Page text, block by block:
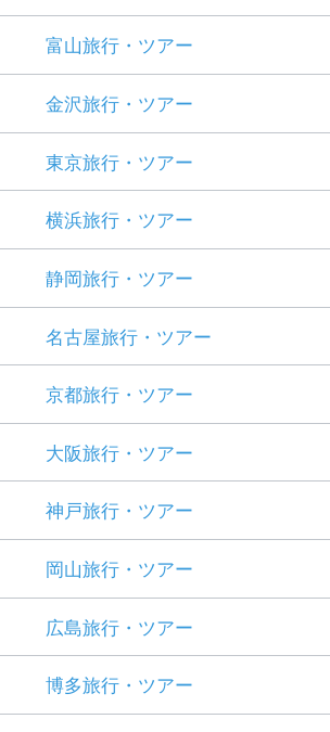
富山旅行・ツアー
金沢旅行・ツアー
東京旅行・ツアー
横浜旅行・ツアー
静岡旅行・ツアー
名古屋旅行・ツアー
京都旅行・ツアー
大阪旅行・ツアー
神戸旅行・ツアー
岡山旅行・ツアー
広島旅行・ツアー
博多旅行・ツアー